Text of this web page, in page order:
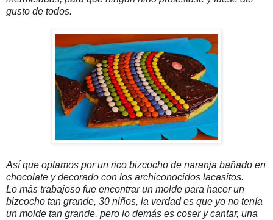
gusto de todos.
Así que optamos por un rico bizcocho de naranja bañado en
chocolate y decorado con los archiconocidos lacasitos.
Lo más trabajoso fue encontrar un molde para hacer un
bizcocho tan grande, 30 niños, la verdad es que yo no tenía
un molde tan grande, pero lo demás es coser y cantar, una